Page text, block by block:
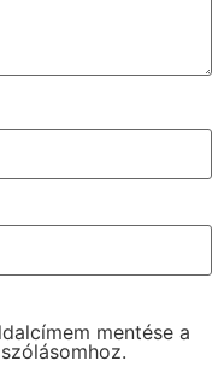
mentése a